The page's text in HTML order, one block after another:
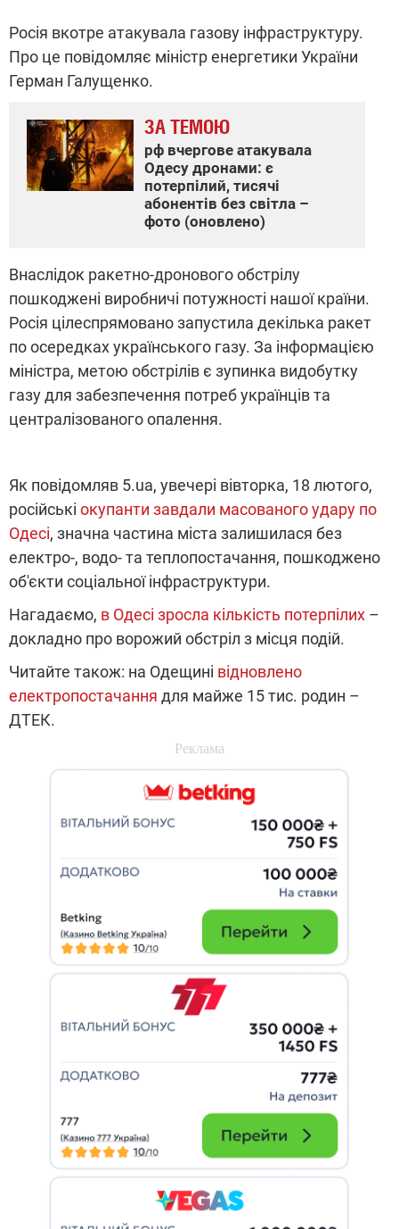
Росія вкотре атакувала газову інфраструктуру.
Про це повідомляє міністр енергетики України
Герман Галущенко.
ЗА ТЕМОЮ
рф вчергове атакувала
Одесу дронами: є
потерпілий, тисячі
абонентів без світла –
фото (оновлено)
Внаслідок ракетно-дронового обстрілу
пошкоджені виробничі потужності нашої країни.
Росія цілеспрямовано запустила декілька ракет
по осередках українського газу. За інформацією
міністра, метою обстрілів є зупинка видобутку
газу для забезпечення потреб українців та
централізованого опалення.
Як повідомляв 5.ua, увечері вівторка, 18 лютого,
російські окупанти завдали масованого удару по
Одесі, значна частина міста залишилася без
електро-, водо- та теплопостачання, пошкоджено
об'єкти соціальної інфраструктури.
Нагадаємо, в Одесі зросла кількість потерпілих –
докладно про ворожий обстріл з місця подій.
Читайте також: на Одещині відновлено
електропостачання для майже 15 тис. родин –
ДТЕК.